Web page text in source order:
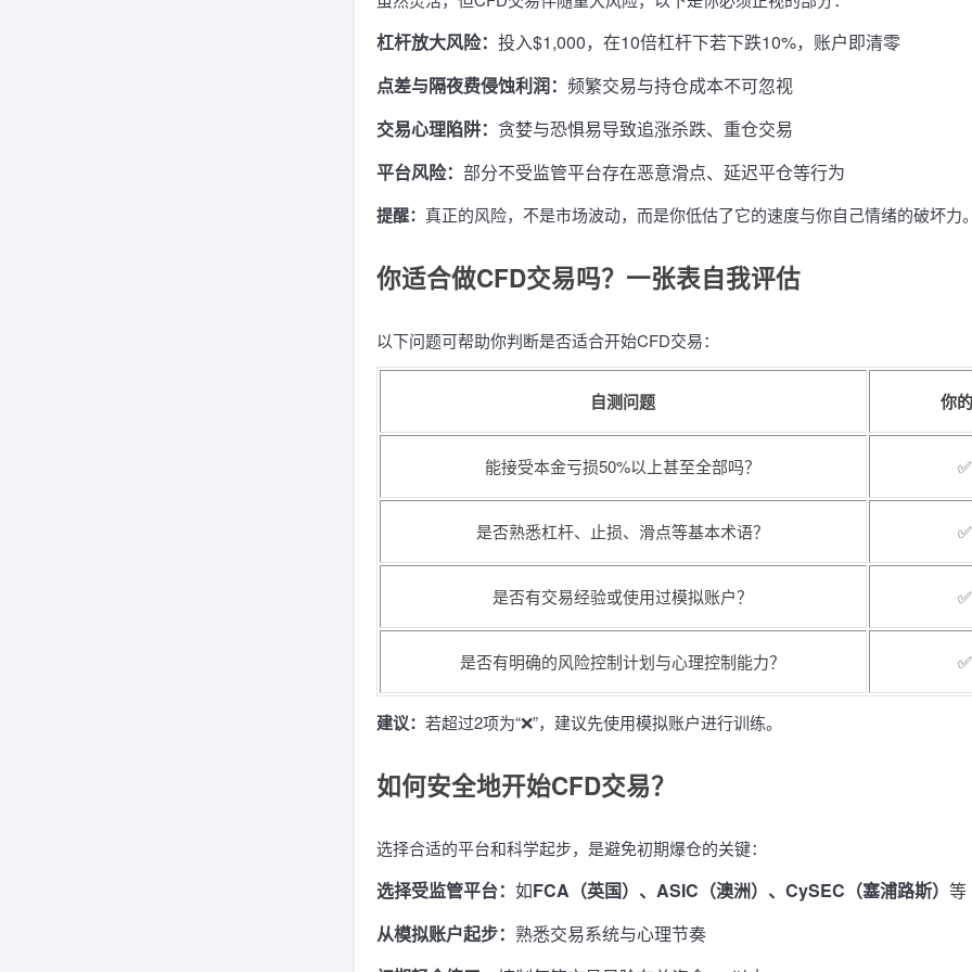
杠杆放大风险： 投入$1,000，在10倍杠杆下若下跌10%，账户即清零
点差与隔夜费侵蚀利润： 频繁交易与持仓成本不可忽视
交易心理陷阱： 贪婪与恐惧易导致追涨杀跌、重仓交易
平台风险： 部分不受监管平台存在恶意滑点、延迟平仓等行为
提醒： 真正的风险，不是市场波动，而是你低估了它的速度与你自己情绪的破坏力。
你适合做CFD交易吗？一张表自我评估
以下问题可帮助你判断是否适合开始CFD交易：
自测问题 你
能接受本金亏损50%以上甚至全部吗？
是否熟悉杠杆、止损、滑点等基本术语？
是否有交易经验或使用过模拟账户？
是否有明确的风险控制计划与心理控制能力？
建议： 若超过2项为“❌”，建议先使用模拟账户进行训练。
如何安全地开始CFD交易？
选择合适的平台和科学起步，是避免初期爆仓的关键：
选择受监管平台： 如FCA（英国）、ASIC（澳洲）、CySEC（塞浦路斯） 等
从模拟账户起步： 熟悉交易系统与心理节奏